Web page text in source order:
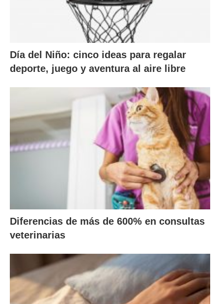
Día del Niño: cinco ideas para regalar
deporte, juego y aventura al aire libre
Diferencias de más de 600% en consultas
veterinarias